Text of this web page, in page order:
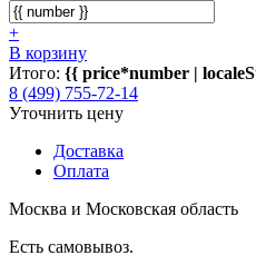
+
В корзину
Итого: {{ price*number |
8 (499) 755-72-14
Уточнить цену
Доставка
Оплата
Москва и Московская область
Есть самовывоз.